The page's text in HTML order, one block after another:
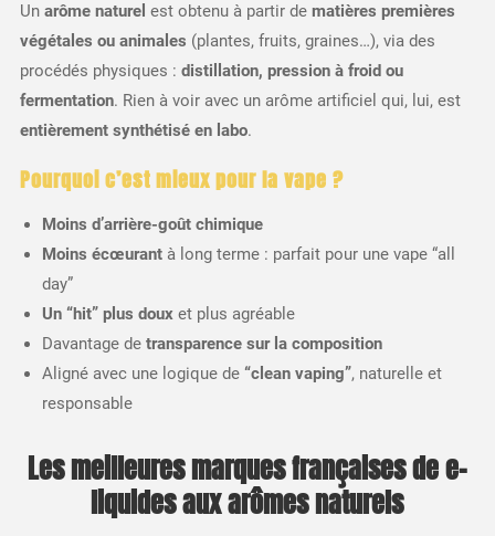
Un arôme naturel est obtenu à partir de matières premières
végétales ou animales (plantes, fruits, graines…), via des
procédés physiques : distillation, pression à froid ou
fermentation. Rien à voir avec un arôme artificiel qui, lui, est
entièrement synthétisé en labo.
Pourquoi c’est mieux pour la vape ?
Moins d’arrière-goût chimique
Moins écœurantà long terme : parfait pour une vape “all
day”
Un “hit” plus douxet plus agréable
Davantage de transparence sur la composition
Aligné avec une logique de “clean vaping”, naturelle et
responsable
Les meilleures marques françaises de e-
liquides aux arômes naturels